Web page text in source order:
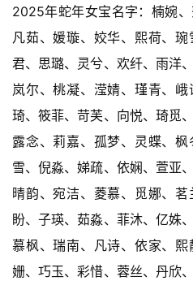
2025年蛇年女宝名字：楠婉、
凡茹、媛璇、姣华、熙荷、
君、思璐、灵兮、欢纤、雨洋
岚尔、桃凝、滢婧、瑾青、
琦、筱菲、苛芙、向悦、琦觅
露念、莉嘉、孤梦、灵蝶、
雪、倪淼、娣疏、依娴、萱亚
晴韵、宛洁、菱慕、觅娜、
盼、子瑛、茹淼、菲沐、亿姝
慕枫、瑞南、凡诗、依家、
姗、巧玉、彩惜、蓉丝、丹欣